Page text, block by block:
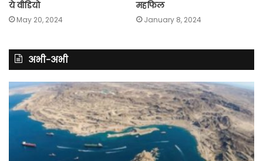
ये वीडियो
May 20, 2024
महफिल
January 8, 2024
अभी-अभी